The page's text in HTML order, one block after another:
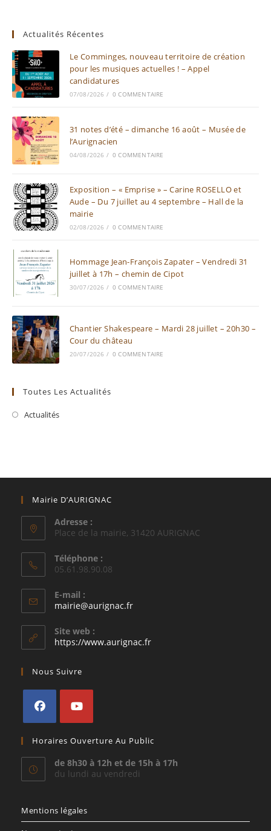
Actualités Récentes
Le Comminges, nouveau territoire de création
pour les musiques actuelles ! – Appel
candidatures
07/08/2026 / 0 COMMENTAIRE
31 notes d’été – dimanche 16 août – Musée de
l’Aurignacien
04/08/2026 / 0 COMMENTAIRE
Exposition – « Emprise » – Carine ROSELLO et
Aude – Du 7 juillet au 4 septembre – Hall de la
mairie
02/08/2026 / 0 COMMENTAIRE
Hommage Jean-François Zapater – Vendredi 31
juillet à 17h – chemin de Cipot
30/07/2026 / 0 COMMENTAIRE
Chantier Shakespeare – Mardi 28 juillet – 20h30 –
Cour du château
20/07/2026 / 0 COMMENTAIRE
Toutes Les Actualités
Actualités
Mairie D’AURIGNAC
Adresse :
Place de la mairie, 31420 AURIGNAC
Téléphone :
05.61.98.90.08
E-mail :
mairie@aurignac.frS’ouvre
application
Site web :
https://www.aurignac.fr
Nous Suivre
dans
un
nouvel
dans
un
nouvel
Horaires Ouverture Au Public
de 8h30 à 12h et de 15h à 17h
du lundi au vendredi
Mentions légales